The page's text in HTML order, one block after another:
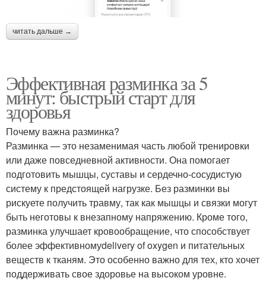
читать дальше →
Эффективная разминка за 5
минут: быстрый старт для
здоровья
Почему важна разминка?
Разминка — это незаменимая часть любой тренировки
или даже повседневной активности. Она помогает
подготовить мышцы, суставы и сердечно-сосудистую
систему к предстоящей нагрузке. Без разминки вы
рискуете получить травму, так как мышцы и связки могут
быть неготовы к внезапному напряжению. Кроме того,
разминка улучшает кровообращение, что способствует
более эффективномуdelivery of oxygen и питательных
веществ к тканям. Это особенно важно для тех, кто хочет
поддерживать свое здоровье на высоком уровне.